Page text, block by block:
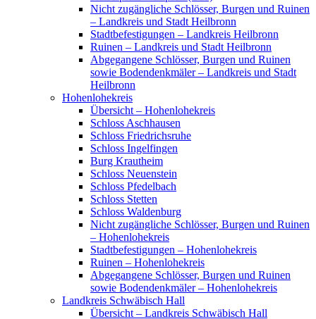
Nicht zugängliche Schlösser, Burgen und Ruinen
– Landkreis und Stadt Heilbronn
Stadtbefestigungen – Landkreis Heilbronn
Ruinen – Landkreis und Stadt Heilbronn
Abgegangene Schlösser, Burgen und Ruinen
sowie Bodendenkmäler – Landkreis und Stadt
Heilbronn
Hohenlohekreis
Übersicht – Hohenlohekreis
Schloss Aschhausen
Schloss Friedrichsruhe
Schloss Ingelfingen
Burg Krautheim
Schloss Neuenstein
Schloss Pfedelbach
Schloss Stetten
Schloss Waldenburg
Nicht zugängliche Schlösser, Burgen und Ruinen
– Hohenlohekreis
Stadtbefestigungen – Hohenlohekreis
Ruinen – Hohenlohekreis
Abgegangene Schlösser, Burgen und Ruinen
sowie Bodendenkmäler – Hohenlohekreis
Landkreis Schwäbisch Hall
Übersicht – Landkreis Schwäbisch Hall